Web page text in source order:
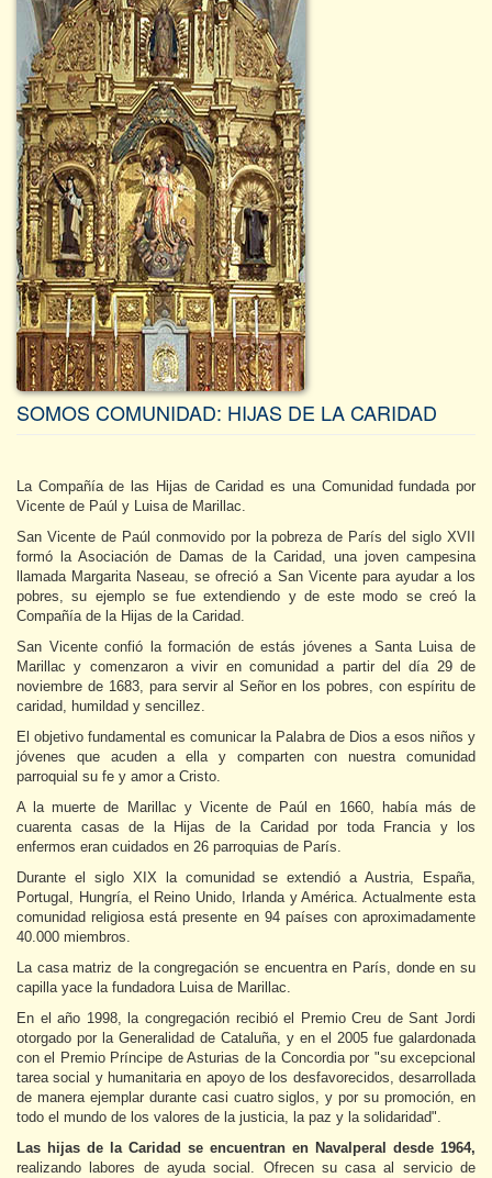
SOMOS COMUNIDAD: HIJAS DE LA CARIDAD
La Compañía de las Hijas de Caridad es una Comunidad fundada por
Vicente de Paúl y Luisa de Marillac.
San Vicente de Paúl conmovido por la pobreza de París del siglo XVII
formó la Asociación de Damas de la Caridad, una joven campesina
llamada Margarita Naseau, se ofreció a San Vicente para ayudar a los
pobres, su ejemplo se fue extendiendo y de este modo se creó la
Compañía de la Hijas de la Caridad.
San Vicente confió la formación de estás jóvenes a Santa Luisa de
Marillac y comenzaron a vivir en comunidad a partir del día 29 de
noviembre de 1683, para servir al Señor en los pobres, con espíritu de
caridad, humildad y sencillez.
El objetivo fundamental es comunicar la Palabra de Dios a esos niños y
jóvenes que acuden a ella y comparten con nuestra comunidad
parroquial su fe y amor a Cristo.
A la muerte de Marillac y Vicente de Paúl en 1660, había más de
cuarenta casas de la Hijas de la Caridad por toda Francia y los
enfermos eran cuidados en 26 parroquias de París.
Durante el siglo XIX la comunidad se extendió a Austria, España,
Portugal, Hungría, el Reino Unido, Irlanda y América. Actualmente esta
comunidad religiosa está presente en 94 países con aproximadamente
40.000 miembros.
La casa matriz de la congregación se encuentra en París, donde en su
capilla yace la fundadora Luisa de Marillac.
En el año 1998, la congregación recibió el Premio Creu de Sant Jordi
otorgado por la Generalidad de Cataluña, y en el 2005 fue galardonada
con el Premio Príncipe de Asturias de la Concordia por "su excepcional
tarea social y humanitaria en apoyo de los desfavorecidos, desarrollada
de manera ejemplar durante casi cuatro siglos, y por su promoción, en
todo el mundo de los valores de la justicia, la paz y la solidaridad".
Las hijas de la Caridad se encuentran en Navalperal desde 1964,
realizando labores de ayuda social. Ofrecen su casa al servicio de